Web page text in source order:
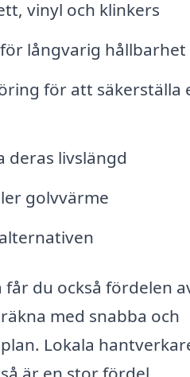
vinyl och klinkers
långvarig hållbarhet
för att säkerställa
deras livslängd
golvvärme
du också fördelen
med snabba och
Lokala